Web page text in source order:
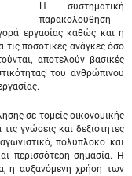
Η συστηματική
παρακολούθηση
εργασίας καθώς και η
ποσοτικές ανάγκες όσο
αποτελούν βασικές
του ανθρώπινου
σε τομείς οικονομικής
γνώσεις και δεξιότητες
πολύπλοκο και
περισσότερη σημασία. Η
η αυξανόμενη χρήση των